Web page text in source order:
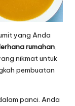
yang Anda
rumahan,
nikmat untuk
pembuatan
panci. Anda